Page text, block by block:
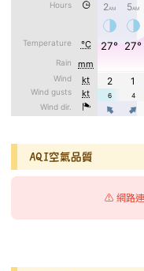
AQI空氣品質
⚠️ 網路